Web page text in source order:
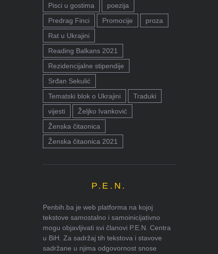
Pisci u gostima
poezija
Predrag Finci
Promocije
proza
Rat u Ukrajini
Reading Balkans 2021
Rezidencijalne stipendije
Srđan Sekulić
Tematski blok o Ukrajini
Traduki
vijesti
Željko Ivanković
Ženska čitaonica
Ženska čitaonica 2021
P.E.N.
Penbih.ba je web platforma na kojoj
tekstove samostalno i samoinicijativno
mogu objavljivati svi članovi P.E.N. Centra
u BiH. Za sadržaj tih tekstova i stavove
sadržane u njima odgovornost snose